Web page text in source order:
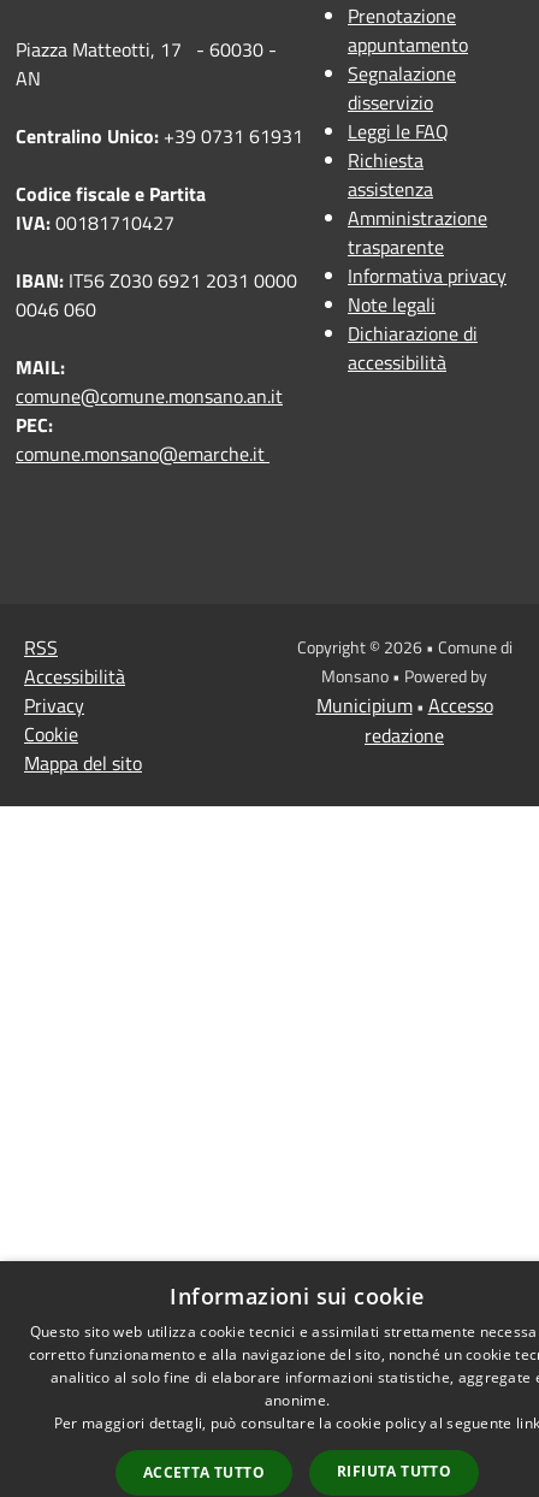
Piazza Matteotti, 17 - 60030 -
AN
Centralino Unico: +39 0731 61931
Codice fiscale e Partita
IVA:00181710427
IBAN: IT56 Z030 6921 2031 0000
0046 060
MAIL:
comune@comune.monsano.an.it
PEC:
comune.monsano@emarche.it
Prenotazione
appuntamento
Segnalazione
disservizio
Leggi le FAQ
Richiesta
assistenza
Amministrazione
trasparente
Informativa privacy
Note legali
Dichiarazione di
accessibilità
RSS
Accessibilità
Privacy
Cookie
Mappa del sito
Copyright © 2026 • Comune di
Monsano • Powered by
Municipium• Accesso
redazione
Informazioni sui cookie
Questo sito web utilizza cookie tecnici e assimilati strettamente
corretto funzionamento e alla navigazione del sito, nonché un cookie
analitico al solo fine di elaborare informazioni statistiche, aggregate
anonime.
Per maggiori dettagli, può consultare la cookie policy al seguente
ACCETTA TUTTO RIFIUTA TUTTO